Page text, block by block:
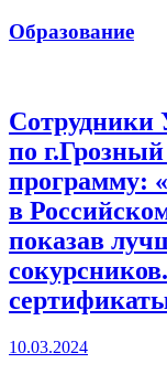
Образование
Сотрудники
по
программу:
в
показав
10.03.2024